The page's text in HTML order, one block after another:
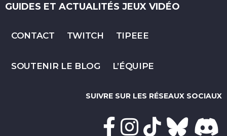
GUIDES ET ACTUALITÉS JEUX VIDÉO
CONTACT TWITCH TIPEEE
SOUTENIR LE BLOG L’ÉQUIPE
SUIVRE SUR LES RÉSEAUX SOCIAUX